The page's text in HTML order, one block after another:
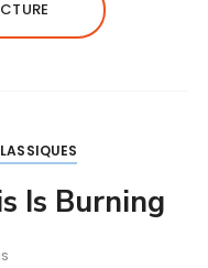
Is Burning